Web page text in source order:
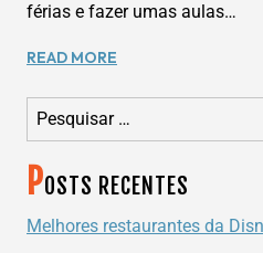
férias e fazer umas aulas…
READ MORE
VIAGEM
DE
E
FAÇA
UM
Pesquisar por:
POSTS RECENTES
Melhores restaurantes da